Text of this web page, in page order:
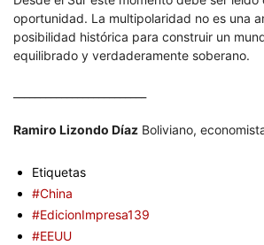
oportunidad. La multipolaridad no es una
posibilidad histórica para construir un
equilibrado y verdaderamente soberano.
Ramiro Lizondo Díaz Boliviano,
Etiquetas
#China
#EdicionImpresa139
#EEUU